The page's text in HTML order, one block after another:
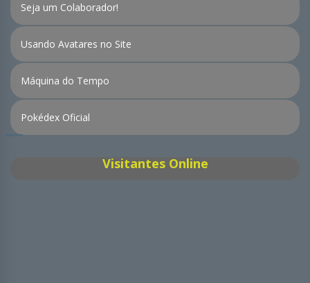
Seja um Colaborador!
Usando Avatares no Site
Máquina do Tempo
Pokédex Oficial
Visitantes Online